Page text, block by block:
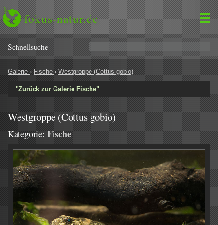
fokus-natur.de
Schnell­suche
Galerie › Fische › Westgroppe (Cottus gobio)
"Zurück zur Galerie Fische"
Westgroppe (Cottus gobio)
Kategorie: Fische